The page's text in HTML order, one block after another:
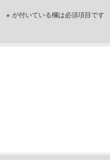
※ が付いている欄は必須項目です